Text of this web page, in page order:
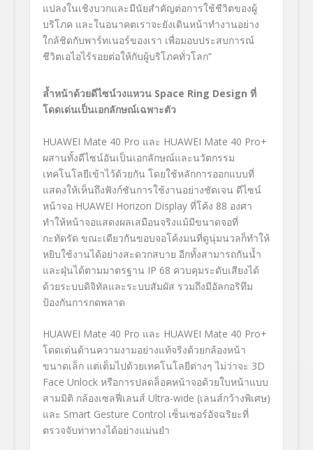
แปลงในเชิงบวกและมีนัยสำคัญต่อการใช้ชีวิตของผู้
บริโภค และในอนาคตเราจะยังเดินหน้าทำงานอย่าง
ใกล้ชิดกับพาร์ทเนอร์ของเรา เพื่อมอบประสบการณ์
ชีวิตเอไอไร้รอยต่อให้กับผู้บริโภคทั่วโลก”
ล้ำหน้าด้วยดีไซน์วงแหวน Space Ring Design ที่
โดดเด่นเป็นเอกลักษณ์เฉพาะตัว
HUAWEI Mate 40 Pro และ HUAWEI Mate 40 Pro+
ผสานทั้งดีไซน์อันเป็นเอกลักษณ์และนวัตกรรม
เทคโนโลยีเข้าไว้ด้วยกัน โดยใช้หลักการออกแบบที่
แสดงให้เห็นถึงฟังก์ชันการใช้งานอย่างชัดเจน ดีไซน์
หน้าจอ HUAWEI Horizon Display ที่โค้ง 88 องศา
ทำให้หน้าจอแสดงผลเสมือนจริงแม้มีขนาดจอที่
กะทัดรัด ขณะเดียวกันขอบจอโค้งมนที่ดูนุ่มนวลก็ทำให้
หยิบใช้งานได้อย่างสะดวกสบาย อีกทั้งสามารถกันน้ำ
และฝุ่นได้ตามมาตรฐาน IP 68 ควบคุมระดับเสียงได้
ด้วยระบบดิจิทัลและระบบสัมผัส รวมถึงมีอัลกอริทึม
ป้องกันการกดพลาด
HUAWEI Mate 40 Pro และ HUAWEI Mate 40 Pro+
โดดเด่นด้านความงามอย่างแท้จริงด้วยกล้องหน้า
ขนาดเล็ก แต่เต็มไปด้วยเทคโนโลยีต่างๆ ไม่ว่าจะ 3D
Face Unlock หรือการปลดล็อคหน้าจอด้วยใบหน้าแบบ
สามมิติ กล้องเซลฟี่เลนส์ Ultra-wide (เลนส์กว้างพิเศษ)
และ Smart Gesture Control เซ็นเซอร์อัจฉริยะที่
ตรวจจับท่าทางได้อย่างแม่นยำ